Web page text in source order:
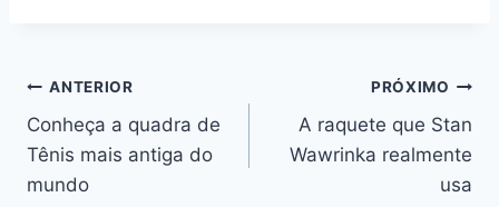
Navegação
de
Post
ANTERIOR
Conheça a quadra de
Tênis mais antiga do
mundo
PRÓXIMO
A raquete que Stan
Wawrinka realmente
usa